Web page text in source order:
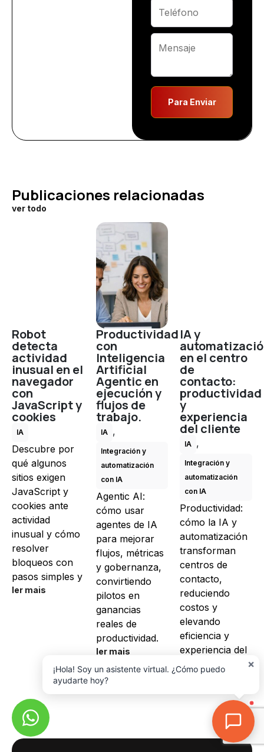
Para Enviar
Publicaciones relacionadas
ver todo
Robot
detecta
actividad
inusual en el
navegador
con
JavaScript y
cookies
IA
Descubre por
qué algunos
sitios exigen
JavaScript y
cookies ante
actividad
inusual y cómo
resolver
bloqueos con
pasos simples y
ler mais
Productividad
con
Inteligencia
Artificial
Agentic en
ejecución y
flujos de
trabajo.
IA ,
Integración y
automatización
con IA
Agentic AI:
cómo usar
agentes de IA
para mejorar
flujos, métricas
y gobernanza,
convirtiendo
pilotos en
ganancias
reales de
productividad.
ler mais
IA y
en el centro
de
contacto:
productividad
y
experiencia
del cliente
IA ,
Integración y
automatización
con IA
Productividad:
cómo la IA y
automatización
transforman
centros de
contacto,
reduciendo
costos y
elevando
eficiencia y
experiencia del
cliente.
ler mais
×
¡Hola! Soy un asistente virtual. ¿Cómo puedo
ayudarte hoy?